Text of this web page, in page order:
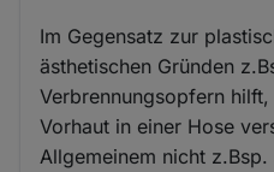
Im Gegensatz zur
ästhetischen Gründen
Verbrennungsopfern
Vorhaut in einer Hose
Allgemeinem nicht